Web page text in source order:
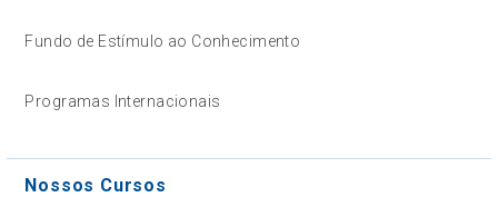
Fundo de Estímulo ao Conhecimento
Programas Internacionais
Nossos Cursos